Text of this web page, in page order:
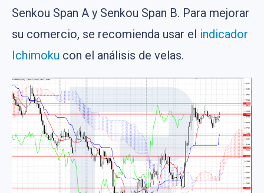
Senkou Span A y Senkou Span B. Para mejorar
su comercio, se recomienda usar el indicador
Ichimoku con el análisis de velas.